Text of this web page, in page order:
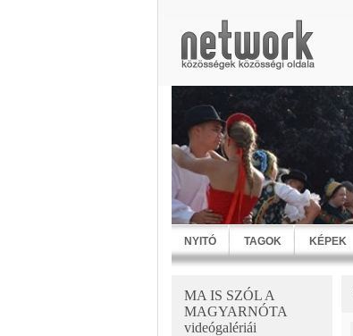
NYITÓ TAGOK KÉPEK
MA IS SZÓL A
MAGYARNÓTA
videógalériái